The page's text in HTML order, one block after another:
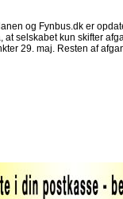
og Fynbus.dk er
at selskabet kun skifter
29. maj. Resten af